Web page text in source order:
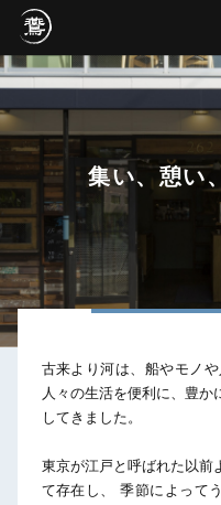
集い、憩い
古来より河は、船やモノや
人々の生活を便利に、豊か
してきました。
東京が江戸と呼ばれた以前
て存在し、
季節によって